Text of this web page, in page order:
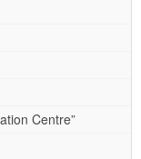
Centre”